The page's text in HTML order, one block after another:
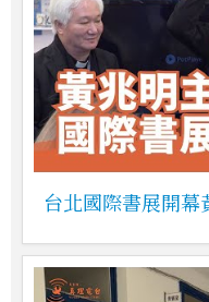
台北國際書展開